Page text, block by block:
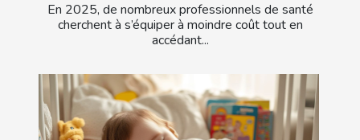
En 2025, de nombreux professionnels de santé
cherchent à s’équiper à moindre coût tout en
accédant...